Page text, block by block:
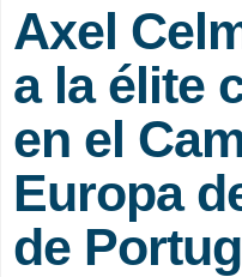
Axel
a la élite
en el
Europa
de